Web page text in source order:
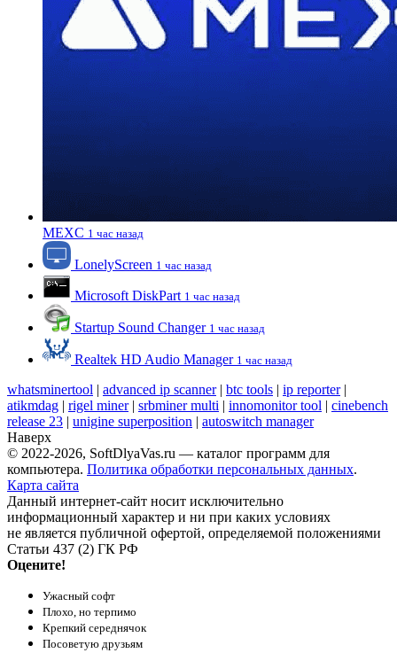
MEXC 1 час назад
LonelyScreen 1 час назад
Microsoft DiskPart 1 час назад
Startup Sound Changer 1 час назад
Realtek HD Audio Manager 1 час назад
whatsminertool | advanced ip scanner| btc tools | ip reporter|
atikmdag | rigel miner| srbminer multi | innomonitor tool | cinebench
release 23 | unigine superposition | autoswitch manager
Наверх
© 2022-2026, SoftDlyaVas.ru — каталог программ для
компьютера. Политика обработки персональных данных.
Карта сайта
Данный интернет-сайт носит исключительно
информационный характер и ни при каких условиях
не является публичной офертой, определяемой положениями
Статьи 437 (2) ГК РФ
Оцените!
Ужасный софт
Плохо, но терпимо
Крепкий середнячок
Посоветую друзьям